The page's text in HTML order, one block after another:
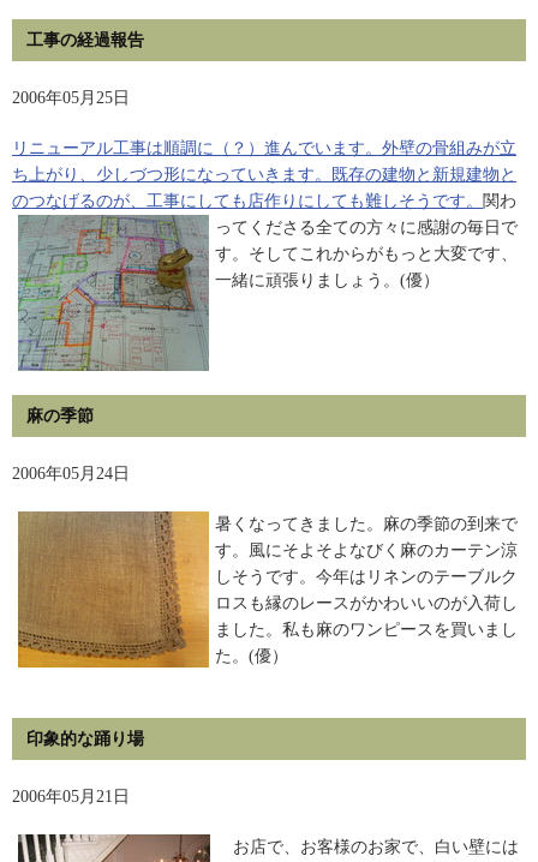
工事の経過報告
2006年05月25日
リニューアル工事は順調に（？）進んでいます。外壁の骨組みが立
ち上がり、少しづつ形になっていきます。既存の建物と新規建物と
のつなげるのが、工事にしても店作りにしても難しそうです。 関わ
ってくださる全ての方々に感謝の毎日で
す。そしてこれからがもっと大変です、
一緒に頑張りましょう。(優）
麻の季節
2006年05月24日
暑くなってきました。麻の季節の到来で
す。風にそよそよなびく麻のカーテン涼
しそうです。今年はリネンのテーブルク
ロスも縁のレースがかわいいのが入荷し
ました。私も麻のワンピースを買いまし
た。(優）
印象的な踊り場
2006年05月21日
お店で、お客様のお家で、白い壁には